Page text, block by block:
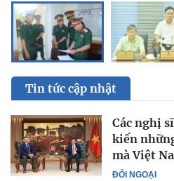
Tin tức cập nhật
ĐỐI NGOẠI
Các nghị
kiến
mà Việt